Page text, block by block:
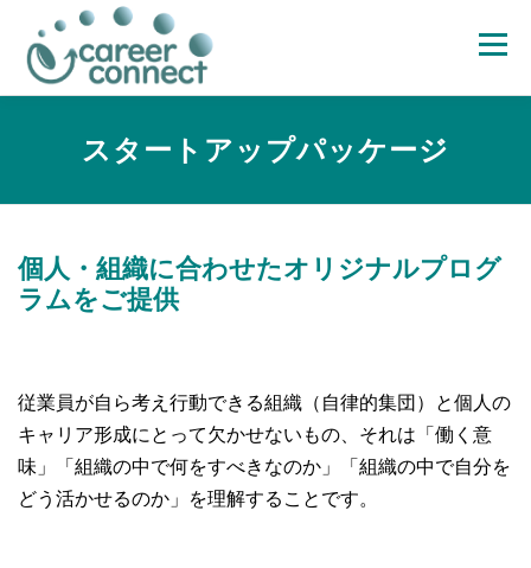
ッ
メニュー
サービスメニュー 支援レポート 支援・研修実績
スタートアップパッケージ
個人・組織に合わせたオリジナルプログ
ラムをご提供
従業員が自ら考え行動できる組織（自律的集団）と個人の
キャリア形成にとって欠かせないもの、それは「働く意
味」「組織の中で何をすべきなのか」「組織の中で自分を
どう活かせるのか」を理解することです。